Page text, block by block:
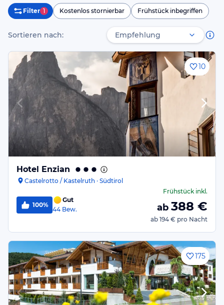
Filter 1 Kostenlos stornierbar Frühstück inbegriffen
Sortieren nach:
10
Hotel Enzian
Castelrotto / Kastelruth · Südtirol
100%
Gut
44 Bew.
Frühstückinkl.
ab 388 €
ab 194 € pro Nacht
175